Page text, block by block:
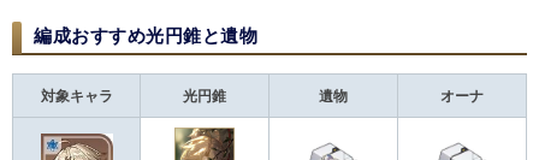
編成おすすめ光円錐と遺物
対象キャラ 光円錐 遺物 オーナ